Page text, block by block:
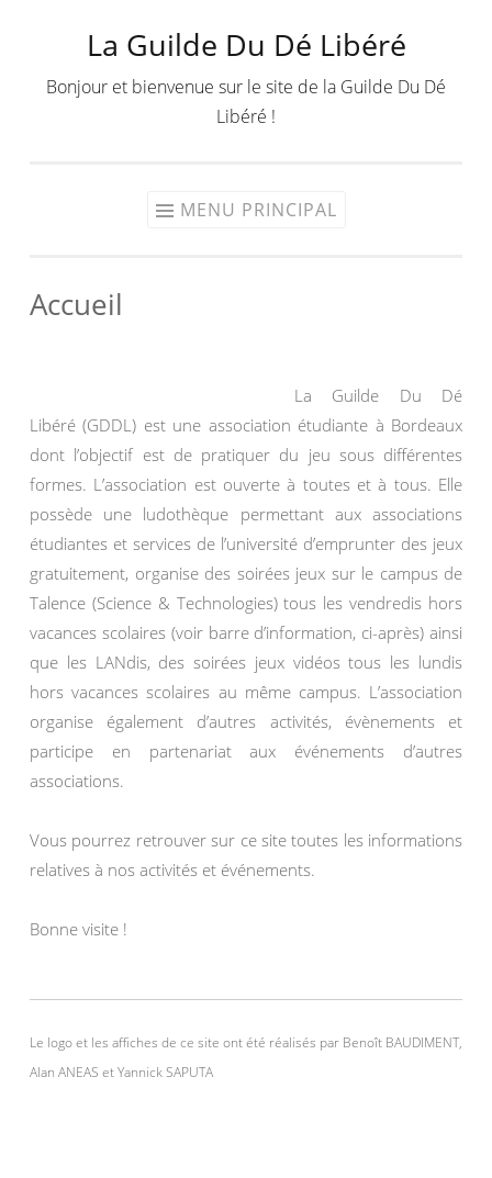
contenu
La Guilde Du Dé Libéré
Bonjour et bienvenue sur le site de la Guilde Du Dé
Libéré !
MENU PRINCIPAL
Accueil
La Guilde Du Dé
Libéré (GDDL) est une association étudiante à Bordeaux
dont l’objectif est de pratiquer du jeu sous différentes
formes. L’association est ouverte à toutes et à tous. Elle
possède une ludothèque permettant aux associations
étudiantes et services de l’université d’emprunter des jeux
gratuitement, organise des soirées jeux sur le campus de
Talence (Science & Technologies) tous les vendredis hors
vacances scolaires (voir barre d’information, ci-après) ainsi
que les LANdis, des soirées jeux vidéos tous les lundis
hors vacances scolaires au même campus. L’association
organise également d’autres activités, évènements et
participe en partenariat aux événements d’autres
associations.
Vous pourrez retrouver sur ce site toutes les informations
relatives à nos activités et événements.
Bonne visite !
Le logo et les affiches de ce site ont été réalisés par Benoît BAUDIMENT,
Alan ANEAS et Yannick SAPUTA